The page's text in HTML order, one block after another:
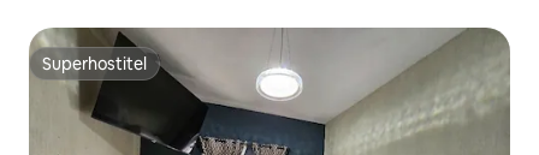
Superhostitel
Superhostitel